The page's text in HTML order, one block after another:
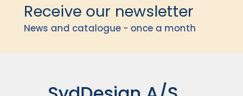
Receive our newsletter
News and catalogue - once a month